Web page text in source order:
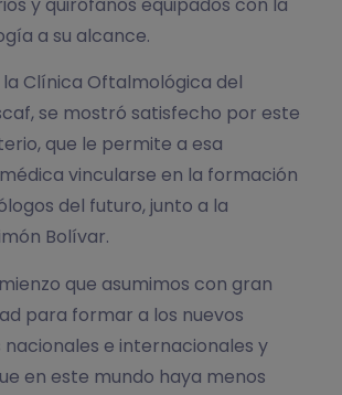
a su alcance.
Clínica Oftalmológica del
se mostró satisfecho por este
que le permite a esa
vincularse en la formación
del futuro, junto a la
Bolívar.
que asumimos con gran
para formar a los nuevos
e internacionales y
en este mundo haya menos